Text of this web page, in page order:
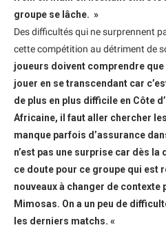
groupe se lâche. »
Des difficultés qui ne surprennent
cette compétition au détriment de
joueurs doivent comprendre
jouer en se transcendant car
de plus en plus difficile en Côte
Africaine, il faut aller chercher
manque parfois d’assurance
n’est pas une surprise car dès
ce doute pour ce groupe qui est
nouveaux à changer de contexte
Mimosas. On a un peu de
les derniers matchs. «